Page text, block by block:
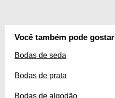
Você também pode gostar
Bodas de seda
Bodas de prata
Bodas de algodão